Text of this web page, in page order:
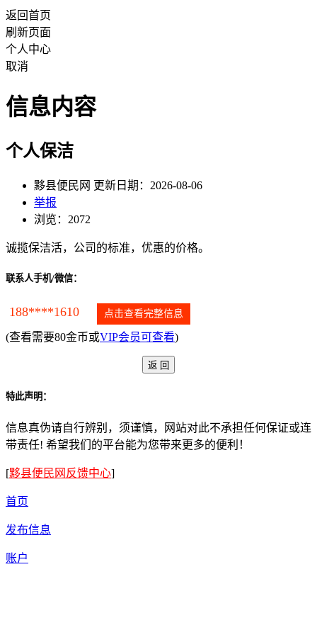
返回首页
刷新页面
个人中心
取消
信息内容
个人保洁
黟县便民网 更新日期：2026-08-06
举报
浏览：2072
诚揽保洁活，公司的标准，优惠的价格。
联系人手机/微信：
188****1610 点击查看完整信息
(查看需要80金币或VIP会员可查看)
特此声明：
信息真伪请自行辨别，须谨慎，网站对此不承担任何保证或连
带责任! 希望我们的平台能为您带来更多的便利！
[黟县便民网反馈中心]
首页
发布信息
账户